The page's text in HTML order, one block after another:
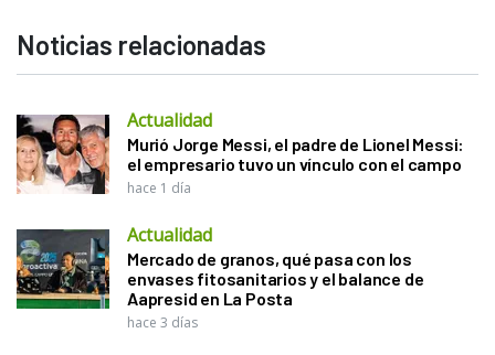
Noticias relacionadas
Actualidad
Murió Jorge Messi, el padre de Lionel Messi:
el empresario tuvo un vínculo con el campo
hace 1 día
Actualidad
Mercado de granos, qué pasa con los
envases fitosanitarios y el balance de
Aapresid en La Posta
hace 3 días